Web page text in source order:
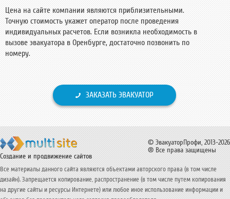
Цена на сайте компании являются приблизительными.
Точную стоимость укажет оператор после проведения
индивидуальных расчетов. Если возникла необходимость в
вызове эвакуатора в Оренбурге, достаточно позвонить по
номеру.
ЗАКАЗАТЬ ЭВАКУАТОР
Создание и продвижение сайтов
© ЭвакуаторПрофи, 2013-2026
® Все права защищены
Все материалы данного сайта являются объектами авторского права (в том числе
дизайн). Запрещается копирование, распространение (в том числе путем копирования
на другие сайты и ресурсы Интернете) или любое иное использование информации и